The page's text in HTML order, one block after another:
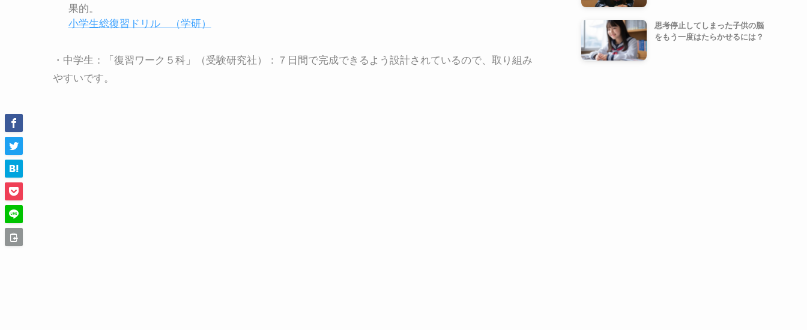
果的。
小学生総復習ドリル （学研）
・中学生：「復習ワーク５科」（受験研究社）：７日間で完成できるよう設計されているので、取り組み
やすいです。
思考停止してしまった子供の脳
をもう一度はたらかせるには？